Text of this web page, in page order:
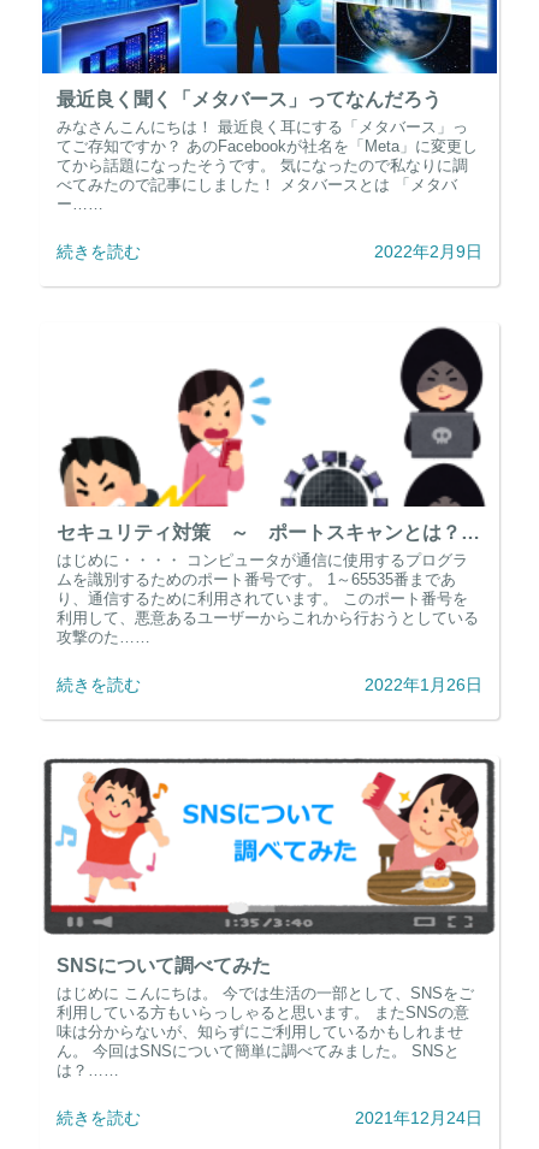
最近良く聞く「メタバース」ってなんだろう
みなさんこんにちは！ 最近良く耳にする「メタバース」っ
てご存知ですか？ あのFacebookが社名を「Meta」に変更し
てから話題になったそうです。 気になったので私なりに調
べてみたので記事にしました！ メタバースとは 「メタバ
ー……
続きを読む 2022年2月9日
セキュリティ対策 ～ ポートスキャンとは？？？ ～
はじめに・・・・ コンピュータが通信に使用するプログラ
ムを識別するためのポート番号です。 1～65535番まであ
り、通信するために利用されています。 このポート番号を
利用して、悪意あるユーザーからこれから行おうとしている
攻撃のた……
続きを読む 2022年1月26日
SNSについて調べてみた
はじめに こんにちは。 今では生活の一部として、SNSをご
利用している方もいらっしゃると思います。 またSNSの意
味は分からないが、知らずにご利用しているかもしれませ
ん。 今回はSNSについて簡単に調べてみました。 SNSと
は？……
続きを読む 2021年12月24日